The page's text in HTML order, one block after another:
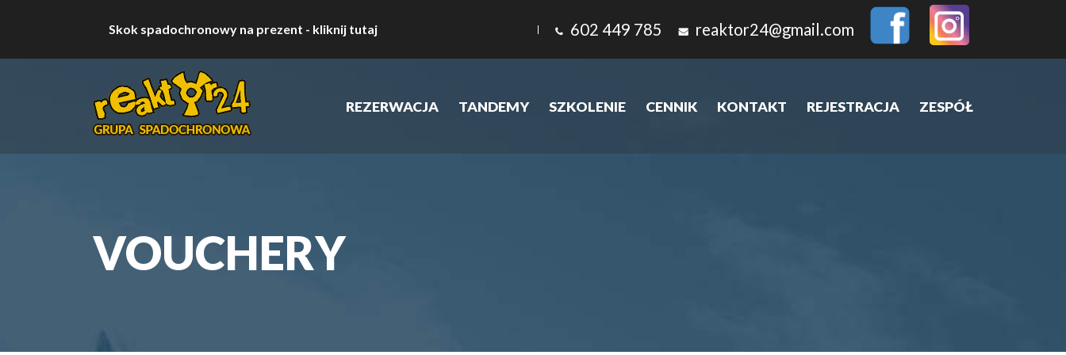
Skok spadochronowy na prezent - kliknij tutaj | 602 449 785 reaktor24@gmail.com
REZERWACJA TANDEMY SZKOLENIE CENNIK KONTAKT REJESTRACJA ZESPÓŁ
VOUCHERY